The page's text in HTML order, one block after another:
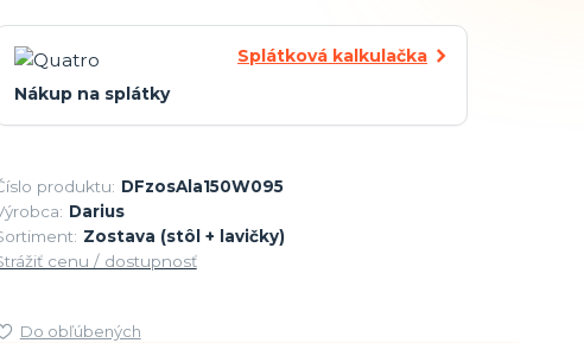
Splátková kalkulačka
Nákup na splátky
produktu: DFzosAla150W095
Darius
Zostava (stôl + lavičky)
cenu / dostupnosť
Do obľúbených